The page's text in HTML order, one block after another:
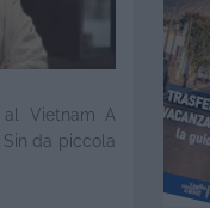
al Vietnam A
da piccola